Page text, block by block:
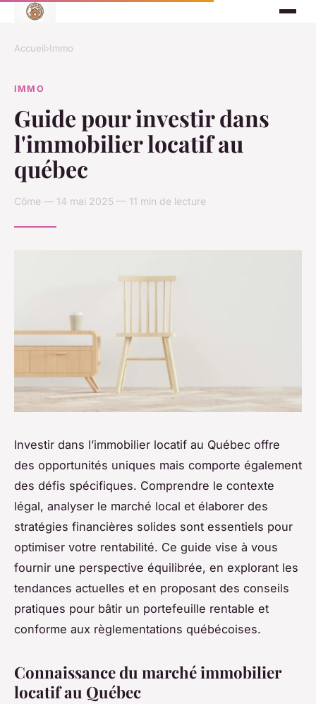
Accueil›Immo
IMMO
Guide pour investir dans
l'immobilier locatif au
québec
Côme — 14 mai 2025 — 11 min de lecture
Investir dans l’immobilier locatif au Québec offre
des opportunités uniques mais comporte également
des défis spécifiques. Comprendre le contexte
légal, analyser le marché local et élaborer des
stratégies financières solides sont essentiels pour
optimiser votre rentabilité. Ce guide vise à vous
fournir une perspective équilibrée, en explorant les
tendances actuelles et en proposant des conseils
pratiques pour bâtir un portefeuille rentable et
conforme aux règlementations québécoises.
Connaissance du marché immobilier
locatif au Québec